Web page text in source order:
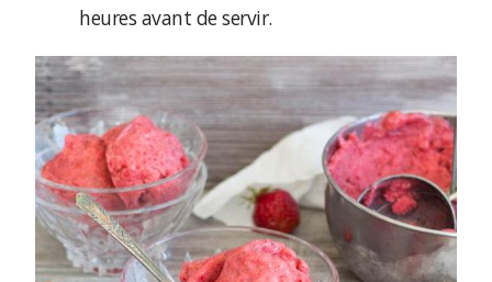
heures avant de servir.